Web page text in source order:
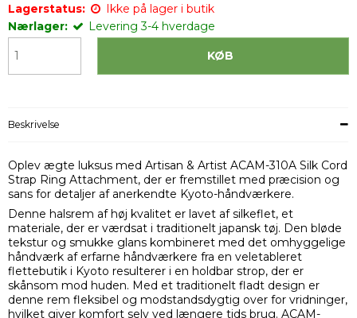
Lagerstatus:
Ikke på lager i butik
Nærlager:
Levering 3-4 hverdage
KØB
Beskrivelse
Oplev ægte luksus med Artisan & Artist ACAM-310A Silk Cord
Strap Ring Attachment, der er fremstillet med præcision og
sans for detaljer af anerkendte Kyoto-håndværkere.
Denne halsrem af høj kvalitet er lavet af silkeflet, et
materiale, der er værdsat i traditionelt japansk tøj. Den bløde
tekstur og smukke glans kombineret med det omhyggelige
håndværk af erfarne håndværkere fra en veletableret
flettebutik i Kyoto resulterer i en holdbar strop, der er
skånsom mod huden. Med et traditionelt fladt design er
denne rem fleksibel og modstandsdygtig over for vridninger,
hvilket giver komfort selv ved længere tids brug. ACAM-